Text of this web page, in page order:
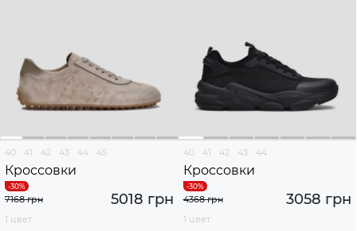
40 41 42 43 44 45
Кроссовки
5018 грн
7168 грн
1 цвет
40 41 42 43 44
Кроссовки
3058 грн
4368 грн
1 цвет